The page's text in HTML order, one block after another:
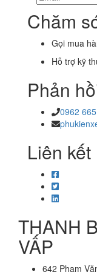
Chăm
Gọi mua
Hỗ trợ kỹ
Phản
0962
Liên kết
THANH
VẤP
642 Phạm